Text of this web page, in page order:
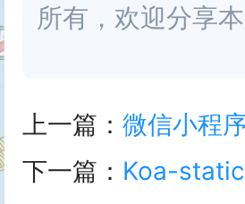
所有，欢迎分享
上一篇： 微信小程
下一篇： Koa-